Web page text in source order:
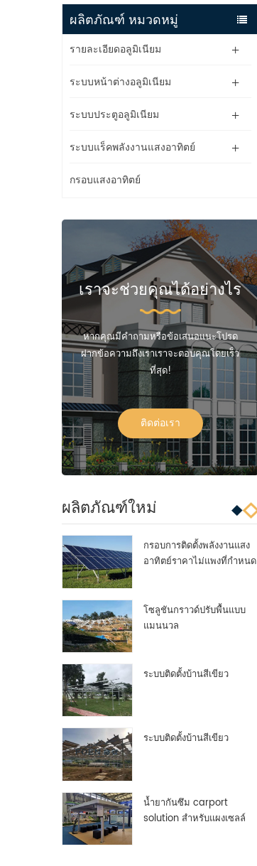
ผลิตภัณฑ์ หมวดหมู่
รายละเอียดอลูมิเนียม
ระบบหน้าต่างอลูมิเนียม
ระบบประตูอลูมิเนียม
ระบบแร็คพลังงานแสงอาทิตย์
กรอบแสงอาทิตย์
เราจะช่วยคุณได้อย่างไร
หากคุณมีคำถามหรือข้อเสนอแนะโปรด
ฝากข้อความถึงเราเราจะตอบคุณโดยเร็ว
ที่สุด!
ติดต่อเรา
ผลิตภัณฑ์ใหม่
กรอบการติดตั้งพลังงานแสง
อาทิตย์ราคาไม่แพงที่กำหนด
โซลูชันกราวด์ปรับพื้นแบบ
แมนนวล
ระบบติดตั้งบ้านสีเขียว
ระบบติดตั้งบ้านสีเขียว
น้ำยากันซึม carport
solution สำหรับแผงเซลล์